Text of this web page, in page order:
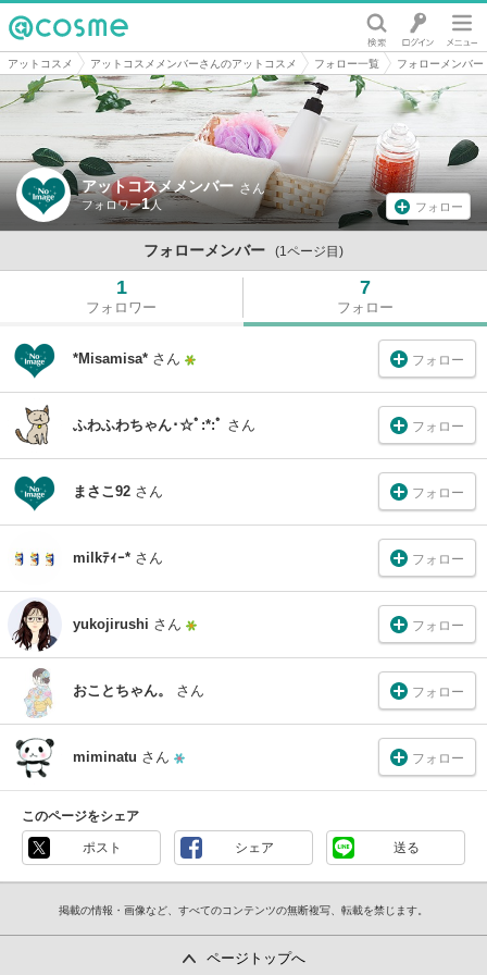
@cosme
アットコスメ アットコスメメンバーさんのアットコスメ フォロー一覧 フォローメンバー
アットコスメメンバー さん
1 フォロー
フォローメンバー (1ページ目)
1
フォロワー
7
フォロー
*Misamisa* さん フォロー
ふわふわちゃん･☆ﾟ:*:ﾟ さん フォロー
まさこ92 さん フォロー
milkﾃｨｰ* さん フォロー
yukojirushi さん フォロー
おことちゃん。 さん フォロー
miminatu さん フォロー
このページをシェア
ポスト シェア 送る
掲載の情報・画像など、すべてのコンテンツの無断複写、転載を禁じます。
ページトップへ